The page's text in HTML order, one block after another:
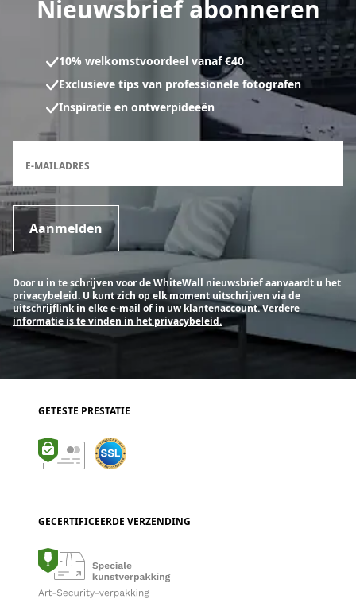
Nieuwsbrief abonneren
10% welkomstvoordeel vanaf €40
Exclusieve tips van professionele fotografen
Inspiratie en ontwerpideeën
E-MAILADRES
Aanmelden
Door u in te schrijven voor de WhiteWall nieuwsbrief aanvaardt u het
privacybeleid. U kunt zich op elk moment uitschrijven via de
uitschrijflink in elke e-mail of in uw klantenaccount.Verdere
informatie is te vinden in het privacybeleid.
GETESTE PRESTATIE
GECERTIFICEERDE VERZENDING